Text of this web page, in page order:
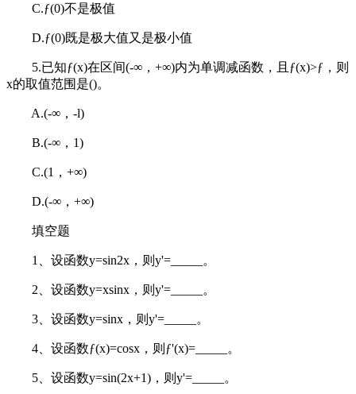
C.ƒ(0)不是极值
D.ƒ(0)既是极大值又是极小值
5.已知ƒ(x)在区间(-∞，+∞)内为单调减函数，且ƒ(x)>ƒ，则
x的取值范围是()。
A.(-∞，-l)
B.(-∞，1)
C.(1，+∞)
D.(-∞，+∞)
填空题
1、设函数y=sin2x，则y'=_____。
2、设函数y=xsinx，则y'=_____。
3、设函数y=sinx，则y'=_____。
4、设函数ƒ(x)=cosx，则ƒ'(x)=_____。
5、设函数y=sin(2x+1)，则y'=_____。